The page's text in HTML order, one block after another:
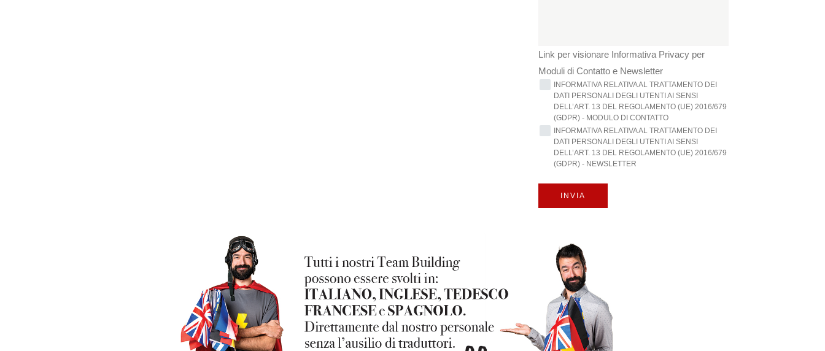
Link per visionare Informativa Privacy per
Moduli di Contatto e Newsletter
INFORMATIVA RELATIVA AL TRATTAMENTO DEI
DATI PERSONALI DEGLI UTENTI AI SENSI
DELL’ART. 13 DEL REGOLAMENTO (UE) 2016/679
(GDPR) - MODULO DI CONTATTO
INFORMATIVA RELATIVA AL TRATTAMENTO DEI
DATI PERSONALI DEGLI UTENTI AI SENSI
DELL’ART. 13 DEL REGOLAMENTO (UE) 2016/679
(GDPR) - NEWSLETTER